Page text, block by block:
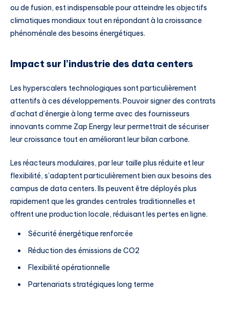
ou de fusion, est indispensable pour atteindre les objectifs
climatiques mondiaux tout en répondant à la croissance
phénoménale des besoins énergétiques.
Impact sur l’industrie des data centers
Les hyperscalers technologiques sont particulièrement
attentifs à ces développements. Pouvoir signer des contrats
d’achat d’énergie à long terme avec des fournisseurs
innovants comme Zap Energy leur permettrait de sécuriser
leur croissance tout en améliorant leur bilan carbone.
Les réacteurs modulaires, par leur taille plus réduite et leur
flexibilité, s’adaptent particulièrement bien aux besoins des
campus de data centers. Ils peuvent être déployés plus
rapidement que les grandes centrales traditionnelles et
offrent une production locale, réduisant les pertes en ligne.
Sécurité énergétique renforcée
Réduction des émissions de CO2
Flexibilité opérationnelle
Partenariats stratégiques long terme